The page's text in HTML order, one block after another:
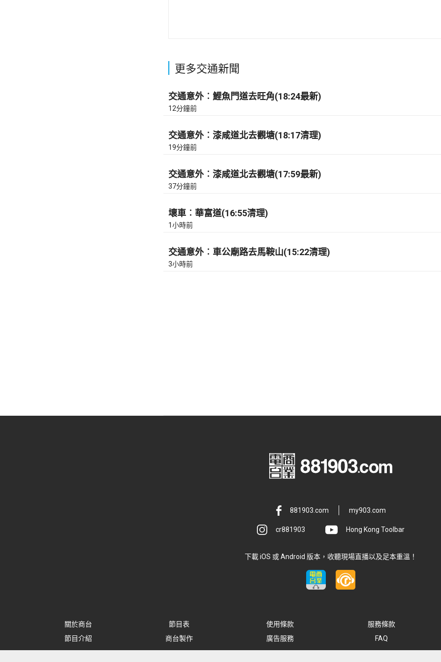
更多交通新聞
交通意外︰鯉魚門道去旺角(18:24最新)
12分鐘前
交通意外︰漆咸道北去觀塘(18:17清理)
19分鐘前
交通意外︰漆咸道北去觀塘(17:59最新)
37分鐘前
壞車︰華富道(16:55清理)
1小時前
交通意外︰車公廟路去馬鞍山(15:22清理)
3小時前
881903.com my903.com
cr881903 Hong Kong Toolbar
下載 iOS 或 Android 版本，收聽現場直播以及足本重溫！
關於商台 節目表 使用條款
服務條款
節目介紹
商台製作 廣告服務 FAQ